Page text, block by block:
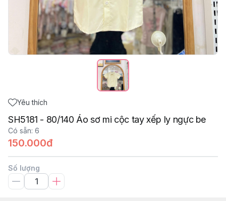
Yêu thích
SH5181 - 80/140 Áo sơ mi cộc tay xếp ly ngực be
Có sẵn: 6
150.000đ
Số lượng